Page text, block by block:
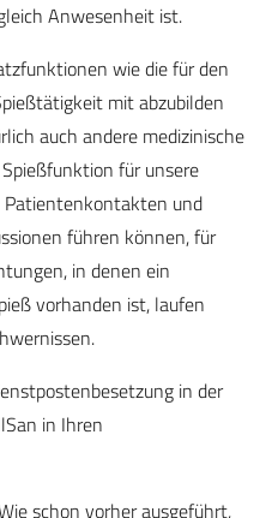
Anwesenheit ist.
wie die für den
mit abzubilden
auch andere medizinische
für unsere
und
führen können, für
in denen ein
vorhanden ist, laufen
in der
in Ihren
schon vorher ausgeführt,